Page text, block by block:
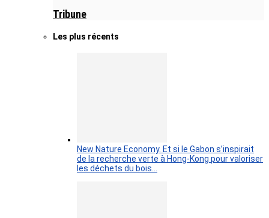
Tribune
Les plus récents
New Nature Economy. Et si le Gabon s’inspirait
de la recherche verte à Hong-Kong pour valoriser
les déchets du bois…